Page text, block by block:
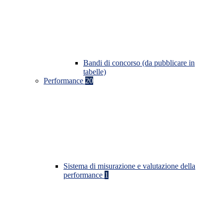
Bandi di concorso (da pubblicare in
tabelle)
Performance 20
Sistema di misurazione e valutazione della
performance 1